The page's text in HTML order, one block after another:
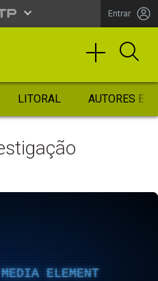
Entrar
LITORAL AUTORES
ELEMENT